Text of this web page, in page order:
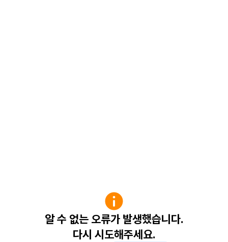
알 수 없는 오류가 발생했습니다.
다시 시도해주세요.